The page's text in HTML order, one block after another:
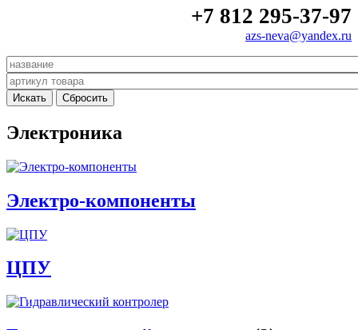
+7 812 295-37-97
azs-neva@yandex.ru
Электроника
Электро-компоненты
ЦПУ